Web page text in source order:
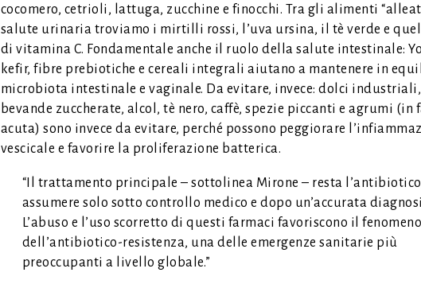
cocomero, cetrioli, lattuga, zucchine e finocchi. Tra gli alimenti
salute urinaria troviamo i mirtilli rossi, l’uva ursina, il tè verde e
di vitamina C. Fondamentale anche il ruolo della salute intestinale:
kefir, fibre prebiotiche e cereali integrali aiutano a mantenere in
microbiota intestinale e vaginale. Da evitare, invece: dolci industriali,
bevande zuccherate, alcol, tè nero, caffè, spezie piccanti e agrumi (in
acuta) sono invece da evitare, perché possono peggiorare
vescicale e favorire la proliferazione batterica.
“Il trattamento principale – sottolinea Mirone – resta
assumere solo sotto controllo medico e dopo un’accurata
L’abuso e l’uso scorretto di questi farmaci favoriscono il fenomeno
dell’antibiotico-resistenza, una delle emergenze sanitarie più
preoccupanti a livello globale.”